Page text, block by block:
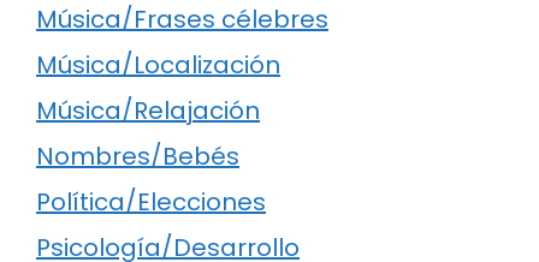
Música/Frases célebres
Música/Localización
Música/Relajación
Nombres/Bebés
Política/Elecciones
Psicología/Desarrollo